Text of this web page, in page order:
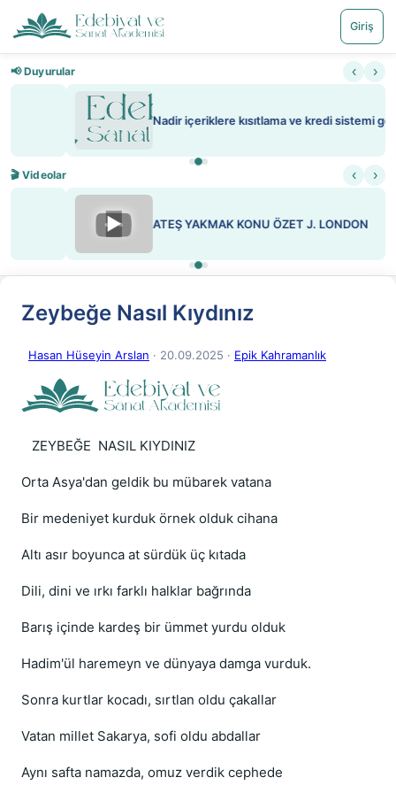
Giriş
📢 Duyurular ‹ ›
Nadir içeriklere kısıtlama ve kredi sistemi getirildi
🎬 Videolar ‹ ›
ATEŞ YAKMAK KONU ÖZET J. LONDON
Zeybeğe Nasıl Kıydınız
Hasan Hüseyin Arslan · 20.09.2025 · Epik Kahramanlık
ZEYBEĞE NASIL KIYDINIZ
Orta Asya'dan geldik bu mübarek vatana
Bir medeniyet kurduk örnek olduk cihana
Altı asır boyunca at sürdük üç kıtada
Dili, dini ve ırkı farklı halklar bağrında
Barış içinde kardeş bir ümmet yurdu olduk
Hadim'ül haremeyn ve dünyaya damga vurduk.
Sonra kurtlar kocadı, sırtlan oldu çakallar
Vatan millet Sakarya, sofi oldu abdallar
Aynı safta namazda, omuz verdik cephede